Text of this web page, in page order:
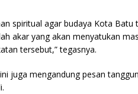
spiritual agar budaya Kota
akar yang akan menyatukan
tersebut,” tegasnya.
juga mengandung pesan